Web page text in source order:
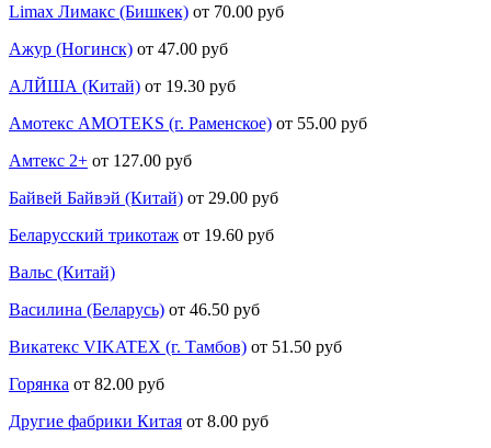
Limax Лимакс (Бишкек) от 70.00 руб
Ажур (Ногинск) от 47.00 руб
АЛЙША (Китай) от 19.30 руб
Амотекс AMOTEKS (г. Раменское) от 55.00 руб
Амтекс 2+ от 127.00 руб
Байвей Байвэй (Китай) от 29.00 руб
Беларусский трикотаж от 19.60 руб
Вальс (Китай)
Василина (Беларусь) от 46.50 руб
Викатекс VIKATEX (г. Тамбов) от 51.50 руб
Горянка от 82.00 руб
Другие фабрики Китая от 8.00 руб